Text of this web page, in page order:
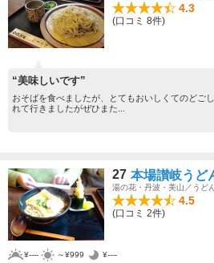
4.3
(口コミ 8件)
“美味しいです”
おそばを食べましたが、とてもおいしくてのどご
れて行きましたがぜひまた...
27 本場讃岐うど
湯の花・丹波・美山／うど
4.5
(口コミ 2件)
¥---- ～¥999 ¥----